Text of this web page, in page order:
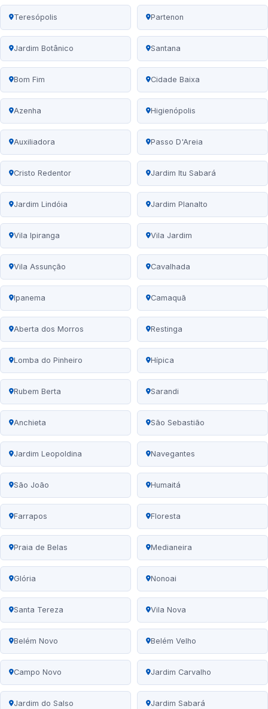
Teresópolis Partenon
Jardim Botânico Santana
Bom Fim Cidade Baixa
Azenha Higienópolis
Auxiliadora Passo D'Areia
Cristo Redentor Jardim Itu Sabará
Jardim Lindóia Jardim Planalto
Vila Ipiranga Vila Jardim
Vila Assunção Cavalhada
Ipanema Camaquã
Aberta dos Morros Restinga
Lomba do Pinheiro Hípica
Rubem Berta Sarandi
Anchieta São Sebastião
Jardim Leopoldina Navegantes
São João Humaitá
Farrapos Floresta
Praia de Belas Medianeira
Glória Nonoai
Santa Tereza Vila Nova
Belém Novo Belém Velho
Campo Novo Jardim Carvalho
Jardim do Salso Jardim Sabará